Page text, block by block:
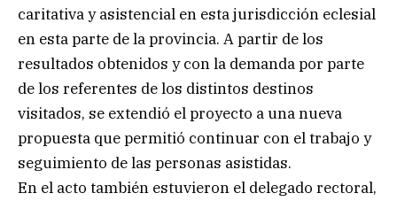
caritativa y asistencial en esta jurisdicción eclesial
en esta parte de la provincia. A partir de los
resultados obtenidos y con la demanda por parte
de los referentes de los distintos destinos
visitados, se extendió el proyecto a una nueva
propuesta que permitió continuar con el trabajo y
seguimiento de las personas asistidas.
En el acto también estuvieron el delegado rectoral,